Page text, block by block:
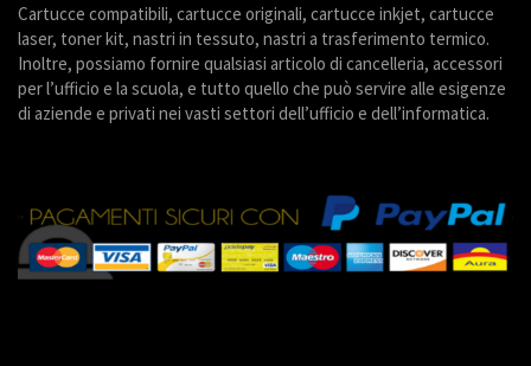
Cartucce compatibili, cartucce originali, cartucce inkjet, cartucce
laser, toner kit, nastri in tessuto, nastri a trasferimento termico.
Inoltre, possiamo fornire qualsiasi articolo di cancelleria, accessori
per l’ufficio e la scuola, e tutto quello che può servire alle esigenze
di aziende e privati nei vasti settori dell’ufficio e dell’informatica.